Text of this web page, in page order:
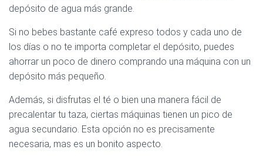
depósito de agua más grande.
Si no bebes bastante café expreso todos y cada uno de
los días o no te importa completar el depósito, puedes
ahorrar un poco de dinero comprando una máquina con un
depósito más pequeño.
Además, si disfrutas el té o bien una manera fácil de
precalentar tu taza, ciertas máquinas tienen un pico de
agua secundario. Esta opción no es precisamente
necesaria, mas es un bonito aspecto.